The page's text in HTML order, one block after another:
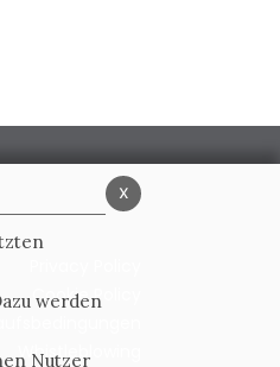
Cookie Policy
Whistleblowing
x
werden
Nutzer